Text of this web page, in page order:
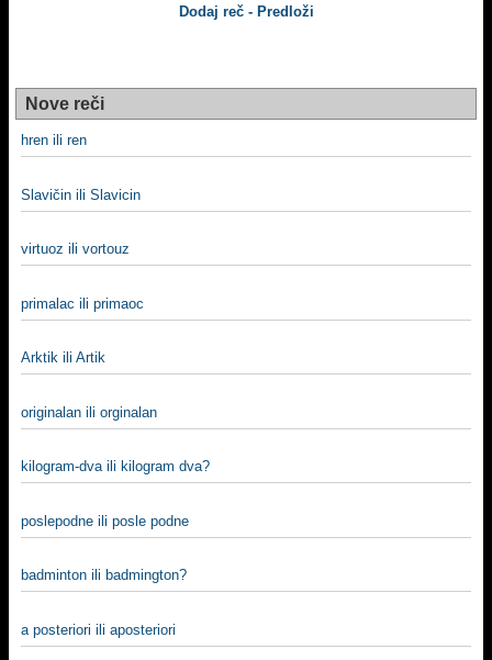
Dodaj reč - Predloži
Nove reči
hren ili ren
Slavičin ili Slavicin
virtuoz ili vortouz
primalac ili primaoc
Arktik ili Artik
originalan ili orginalan
kilogram-dva ili kilogram dva?
poslepodne ili posle podne
badminton ili badmington?
a posteriori ili aposteriori